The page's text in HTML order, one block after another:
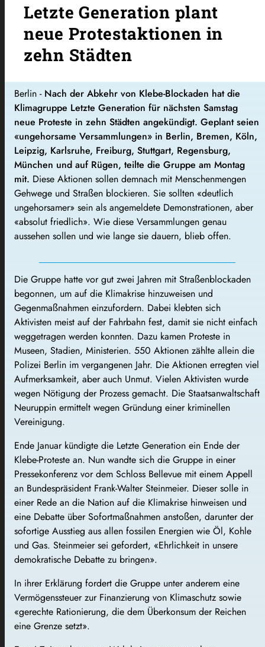
Letzte Generation plant
neue Protestaktionen in
zehn Städten
Berlin - Nach der Abkehr von Klebe-Blockaden hat die
Klimagruppe Letzte Generation für nächsten Samstag
neue Proteste in zehn Städten angekündigt. Geplant seien
«ungehorsame Versammlungen» in Berlin, Bremen, Köln,
Leipzig, Karlsruhe, Freiburg, Stuttgart, Regensburg,
München und auf Rügen, teilte die Gruppe am Montag
mit. Diese Aktionen sollen demnach mit Menschenmengen
Gehwege und Straßen blockieren. Sie sollten «deutlich
ungehorsamer» sein als angemeldete Demonstrationen, aber
«absolut friedlich». Wie diese Versammlungen genau
aussehen sollen und wie lange sie dauern, blieb offen.
Die Gruppe hatte vor gut zwei Jahren mit Straßenblockaden
begonnen, um auf die Klimakrise hinzuweisen und
Gegenmaßnahmen einzufordern. Dabei klebten sich
Aktivisten meist auf der Fahrbahn fest, damit sie nicht einfach
weggetragen werden konnten. Dazu kamen Proteste in
Museen, Stadien, Ministerien. 550 Aktionen zählte allein die
Polizei Berlin im vergangenen Jahr. Die Aktionen erregten viel
Aufmerksamkeit, aber auch Unmut. Vielen Aktivisten wurde
wegen Nötigung der Prozess gemacht. Die Staatsanwaltschaft
Neuruppin ermittelt wegen Gründung einer kriminellen
Vereinigung.
Ende Januar kündigte die Letzte Generation ein Ende der
Klebe-Proteste an. Nun wandte sich die Gruppe in einer
Pressekonferenz vor dem Schloss Bellevue mit einem Appell
an Bundespräsident Frank-Walter Steinmeier. Dieser solle in
einer Rede an die Nation auf die Klimakrise hinweisen und
eine Debatte über Sofortmaßnahmen anstoßen, darunter der
sofortige Ausstieg aus allen fossilen Energien wie Öl, Kohle
und Gas. Steinmeier sei gefordert, «Ehrlichkeit in unsere
demokratische Debatte zu bringen».
In ihrer Erklärung fordert die Gruppe unter anderem eine
Vermögenssteuer zur Finanzierung von Klimaschutz sowie
«gerechte Rationierung, die dem Überkonsum der Reichen
eine Grenze setzt».